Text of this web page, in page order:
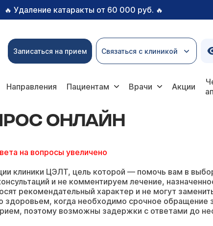
🔥 Удаление катаракты от 60 000 руб. 🔥
Записаться на прием Связаться с клиникой
Направления Пациентам Врачи Акции
ОНЛАЙН
на вопросы увеличено
клиники ЦЭЛТ, цель которой — помочь вам в
и не комментируем лечение,
рекомендательный характер и не могут
здоровьем, когда необходимо срочное
поэтому возможны задержки с ответами до